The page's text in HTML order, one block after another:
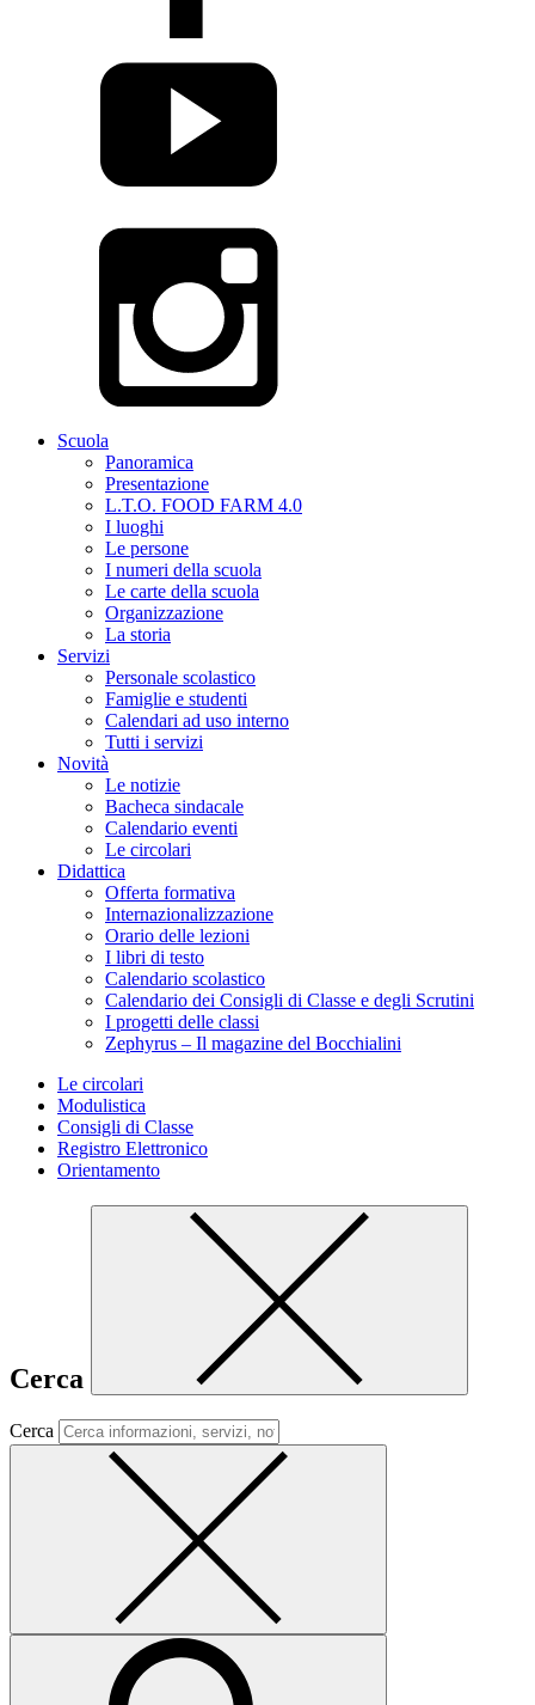
Scuola
Panoramica
Presentazione
L.T.O. FOOD FARM 4.0
I luoghi
Le persone
I numeri della scuola
Le carte della scuola
Organizzazione
La storia
Servizi
Personale scolastico
Famiglie e studenti
Calendari ad uso interno
Tutti i servizi
Novità
Le notizie
Bacheca sindacale
Calendario eventi
Le circolari
Didattica
Offerta formativa
Internazionalizzazione
Orario delle lezioni
I libri di testo
Calendario scolastico
Calendario dei Consigli di Classe e degli Scrutini
I progetti delle classi
Zephyrus – Il magazine del Bocchialini
Le circolari
Modulistica
Consigli di Classe
Registro Elettronico
Orientamento
Cerca
Cerca